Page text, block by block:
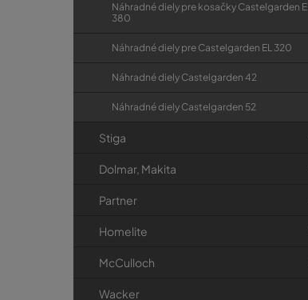
Náhradné diely pre kosačky Castelgarden E
380
Náhradné diely pre Castelgarden EL 320
Náhradné diely Castelgarden 42
Náhradné diely Castelgarden 52
Stiga
Dolmar, Makita
Partner
Homelite
McCulloch
Wacker